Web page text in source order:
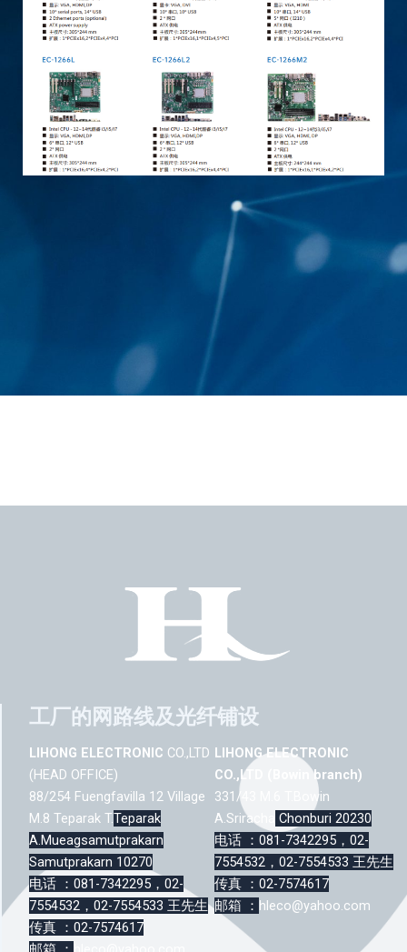
工厂的网路线及光纤铺设
LIHONG ELECTRONIC CO.,LTD
(HEAD OFFICE)
88/254 Fuengfavilla 12 Village
M.8 Teparak T.Teparak
A.Mueagsamutprakarn
Samutprakarn 10270
电话 ：081-7342295，02-
7554532，02-7554533 王先生
传真 ：02-7574617
LIHONG ELECTRONIC
CO.,LTD (Bowin branch)
331/43 M.6 T.Bowin
A.Sriracha
Chonburi 20230
电话 ：081-7342295，02-
7554532，02-7554533 王先生
传真 ：02-7574617
邮箱 ： hleco@yahoo.com